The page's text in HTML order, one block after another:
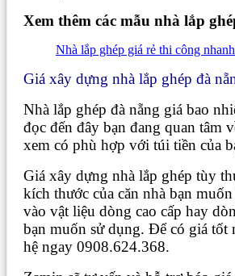
Xem thêm các mẫu nhà lắp
Nhà lắp ghép giá rẻ thi công
Giá xây dựng nhà lắp ghép đà
Nhà lắp ghép đà nẵng giá bao
đọc đến đây bạn đang quan tâm
xem có phù hợp với túi tiền của
Giá xây dựng nhà lắp ghép tùy
kích thước của căn nhà bạn
vào vật liệu dòng cao cấp hay
bạn muốn sử dụng. Để có giá tốt
hệ ngay 0908.624.368.